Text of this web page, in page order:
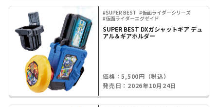
#SUPER BEST #仮面ライダーシリーズ
#仮面ライダーエグゼイド
SUPER BEST DXガシャットギア デュ
アル＆ギアホルダー
価格：5,500円（税込）
発売日：2026年10月24日